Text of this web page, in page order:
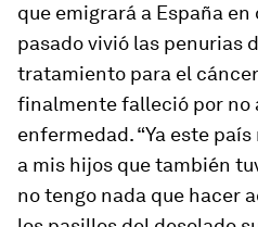
que emigrará a España
pasado vivió las penurias
tratamiento para el
finalmente falleció por no
enfermedad. “Ya este
a mis hijos que también
no tengo nada que hacer